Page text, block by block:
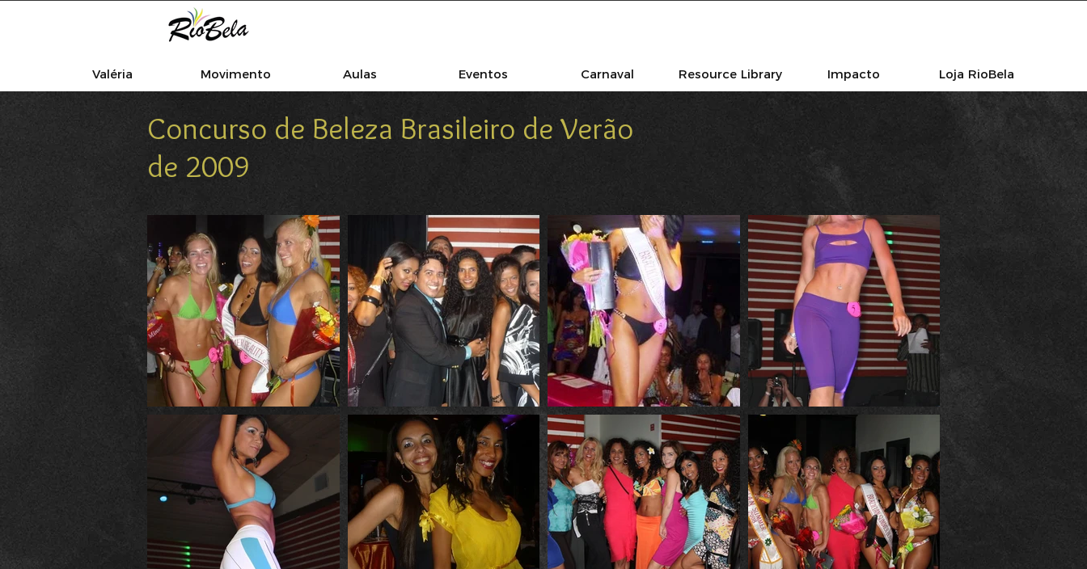
Valéria Movimento Aulas Eventos Carnaval Resource Library Impacto Loja RioBela
Concurso de Beleza Brasileiro de Verão
de 2009